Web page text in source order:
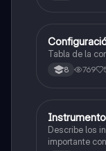
Química
Tabla de la
8 769
Química
Describe los
importante